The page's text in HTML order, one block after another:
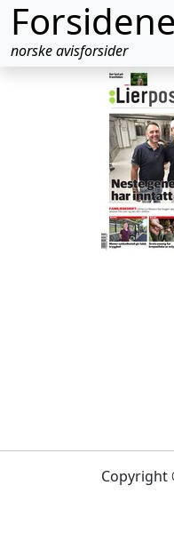
Forsidene
norske avisforsider
Copyright